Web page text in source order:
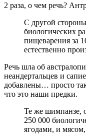
2 раза, о чем речь?
С другой
биологических
пищеварения за
естественно
Речь шла об
неандертальцев и
добавлены… просто
что это наши предки.
Те же шимпанзе,
250 000
ягодами, и